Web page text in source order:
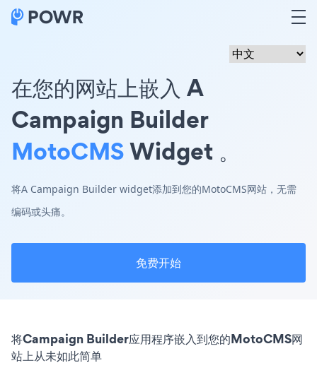
在您的网站上嵌入 A
Campaign Builder
MotoCMSWidget 。
将A Campaign Builder widget添加到您的MotoCMS网站，无需
编码或头痛。
免费开始
将Campaign Builder应用程序嵌入到您的MotoCMS网
站上从未如此简单